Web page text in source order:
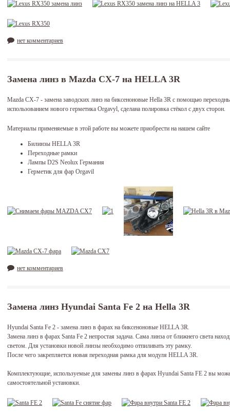
нет комментариев
Замена линз в Mazda CX-7 на HELLA 3R
Mazda CX-7 - замена заводских линз на биксеноновые Hella 3R с помощью
использованием нового герметика Orgavyl, сделана полировка стёкол с двух сторон.
Материалы применяемые в этой работе вы можете приобрести на нашем сайте
Билинзы HELLA 3R
Переходные рамки
Лампы D2S Neolux Германия
Герметик для фар Orgavil
нет комментариев
Замена линз Hyundai Santa Fe 2 на Hella 3R
Hyundai Santa Fe 2 - замена линз в фарах на биксеноновые HELLA 3R.
Замена линз в фарах Santa Fe 2 непростая задача. Сама линза от ближнего света
светом. Для установки новой линзы необходимо отпиливать эту рамку.
После чего закрепляется новая переходная рамка для модуля HELLA 3R.
Комплектующие, используемые для замены линз в фарах Hyundai Santa FE 2 вы
самостоятельной установки.